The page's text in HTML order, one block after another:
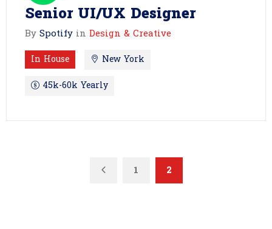
Senior UI/UX Designer
BySpotify in Design & Creative
In House
New York
45k-60k Yearly
Previous
1 2